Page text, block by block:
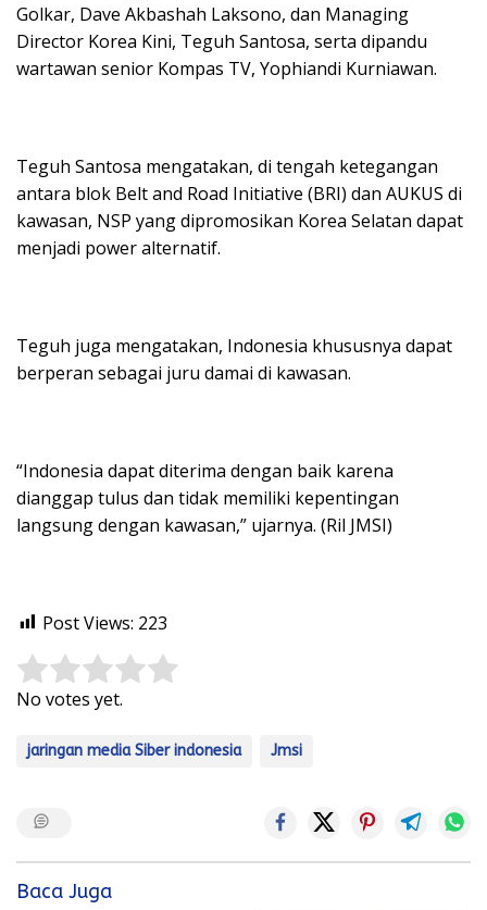
Golkar, Dave Akbashah Laksono, dan Managing
Director Korea Kini, Teguh Santosa, serta dipandu
wartawan senior Kompas TV, Yophiandi Kurniawan.
Teguh Santosa mengatakan, di tengah ketegangan
antara blok Belt and Road Initiative (BRI) dan AUKUS di
kawasan, NSP yang dipromosikan Korea Selatan dapat
menjadi power alternatif.
Teguh juga mengatakan, Indonesia khususnya dapat
berperan sebagai juru damai di kawasan.
“Indonesia dapat diterima dengan baik karena
dianggap tulus dan tidak memiliki kepentingan
langsung dengan kawasan,” ujarnya. (Ril JMSI)
Post Views: 223
Rate this item:
No votes yet.
jaringan media Siber indonesia Jmsi
Baca Juga